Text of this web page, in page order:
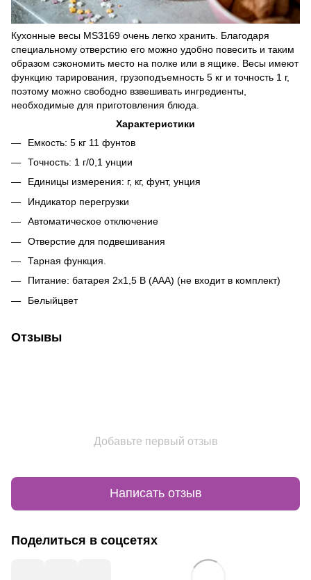
Кухонные весы MS3169 очень легко хранить. Благодаря
специальному отверстию его можно удобно повесить и таким
образом сэкономить место на полке или в ящике. Весы имеют
функцию тарирования, грузоподъемность 5 кг и точность 1 г,
поэтому можно свободно взвешивать ингредиенты,
необходимые для приготовления блюда.
Характеристики
Емкость: 5 кг 11 фунтов
Точность: 1 г/0,1 унции
Единицы измерения: г, кг, фунт, унция
Индикатор перегрузки
Автоматическое отключение
Отверстие для подвешивания
Тарная функция.
Питание: батарея 2x1,5 В (ААА) (не входит в комплект)
Белыйцвет
Отзывы
Добавьте первый отзыв
Написать отзыв
Поделиться в соцсетях